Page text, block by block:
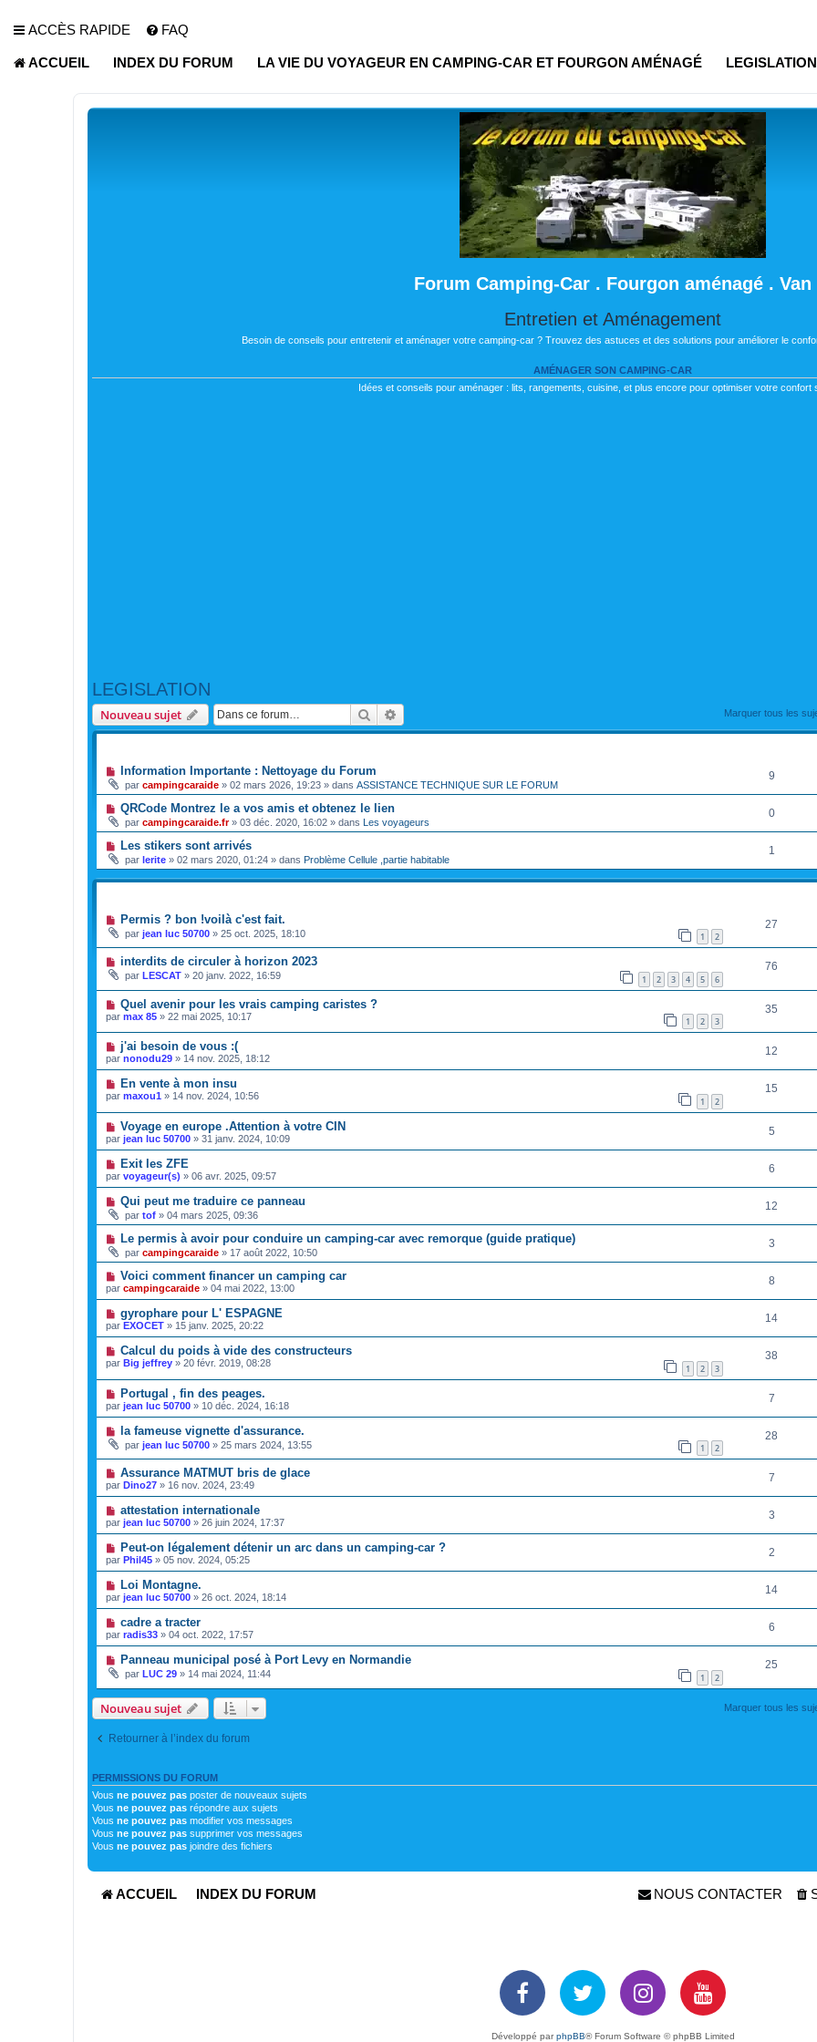
ACCÈS RAPIDE FAQ
ACCUEIL INDEX DU FORUM LA VIE DU VOYAGEUR EN CAMPING-CAR ET FOURGON AMÉNAGÉ LEGISLATION
Forum Camping-Car . Fourgon aménagé . Van
Entretien et Aménagement
Besoin de conseils pour entretenir et aménager votre camping-car ? Trouvez des astuces et des solutions pour améliorer le
AMÉNAGER SON CAMPING-CAR
Idées et conseils pour aménager : lits, rangements, cuisine, et plus encore pour optimiser votre confort
LEGISLATION
Nouveau sujet Rechercher Marquer tous les
Information Importante : Nettoyage du Forum
par campingcaraide » 02 mars 2026, 19:23 » dans ASSISTANCE TECHNIQUE SUR LE FORUM
9
QRCode Montrez le a vos amis et obtenez le lien
par campingcaraide.fr» 03 déc. 2020, 16:02 » dans Les voyageurs
0
Les stikers sont arrivés
par lerite » 02 mars 2020, 01:24 » dans Problème Cellule ,partie habitable
1
Permis ? bon !voilà c'est fait.
par jean luc 50700 » 25 oct. 2025, 18:10 1 2
27
interdits de circuler à horizon 2023
par LESCAT » 20 janv. 2022, 16:59 1 2 3 4 5 6
76
Quel avenir pour les vrais camping caristes ?
par max 85 » 22 mai 2025, 10:17 1 2 3
35
j'ai besoin de vous :(
par nonodu29 » 14 nov. 2025, 18:12
12
En vente à mon insu
par maxou1 » 14 nov. 2024, 10:56 1 2
15
Voyage en europe .Attention à votre CIN
par jean luc 50700 » 31 janv. 2024, 10:09
5
Exit les ZFE
par voyageur(s) » 06 avr. 2025, 09:57
6
Qui peut me traduire ce panneau
par tof » 04 mars 2025, 09:36
12
Le permis à avoir pour conduire un camping-car avec remorque (guide pratique)
par campingcaraide » 17 août 2022, 10:50
3
Voici comment financer un camping car
par campingcaraide » 04 mai 2022, 13:00
8
gyrophare pour L' ESPAGNE
par EXOCET » 15 janv. 2025, 20:22
14
Calcul du poids à vide des constructeurs
par Big jeffrey » 20 févr. 2019, 08:28 1 2 3
38
Portugal , fin des peages.
par jean luc 50700 » 10 déc. 2024, 16:18
7
la fameuse vignette d'assurance.
par jean luc 50700 » 25 mars 2024, 13:55 1 2
28
Assurance MATMUT bris de glace
par Dino27 » 16 nov. 2024, 23:49
7
attestation internationale
par jean luc 50700 » 26 juin 2024, 17:37
3
Peut-on légalement détenir un arc dans un camping-car ?
par Phil45 » 05 nov. 2024, 05:25
2
Loi Montagne.
par jean luc 50700 » 26 oct. 2024, 18:14
14
cadre a tracter
par radis33 » 04 oct. 2022, 17:57
6
Panneau municipal posé à Port Levy en Normandie
par LUC 29 » 14 mai 2024, 11:44 1 2
25
Nouveau sujet Marquer tous les
Retourner à l’index du forum
PERMISSIONS DU FORUM
Vous ne pouvez pas poster de nouveaux sujets
Vous ne pouvez pas répondre aux sujets
Vous ne pouvez pas modifier vos messages
Vous ne pouvez pas supprimer vos messages
Vous ne pouvez pas joindre des fichiers
ACCUEIL INDEX DU FORUM NOUS CONTACTER
Développé parphpBB® Forum Software © phpBB Limited